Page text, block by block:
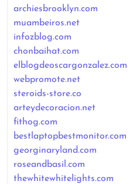
archiesbrooklyn.com
muambeiros.net
infozblog.com
chonbaihat.com
elblogdeoscargonzalez.com
webpromote.net
steroids-store.co
arteydecoracion.net
fithog.com
bestlaptopbestmonitor.com
georginaryland.com
roseandbasil.com
thewhitewhitelights.com